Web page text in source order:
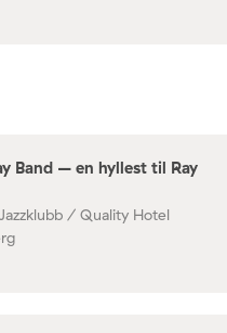
Band – en hyllest til Ray
/ Quality Hotel